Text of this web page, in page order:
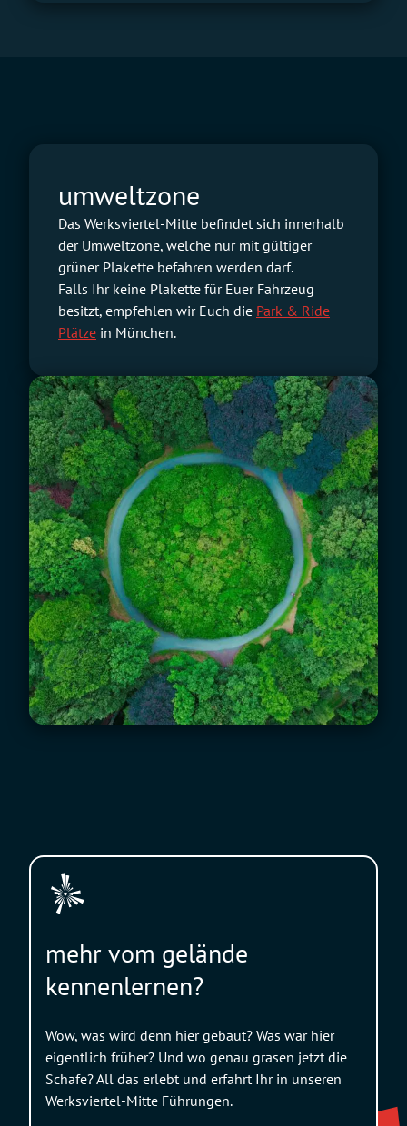
umweltzone
Das Werksviertel-Mitte befindet sich innerhalb
der Umweltzone, welche nur mit gültiger
grüner Plakette befahren werden darf.
Falls Ihr keine Plakette für Euer Fahrzeug
besitzt, empfehlen wir Euch die Park & Ride
Plätze in München.
mehr vom gelände
kennenlernen?
Wow, was wird denn hier gebaut? Was war hier
eigentlich früher? Und wo genau grasen jetzt die
Schafe? All das erlebt und erfahrt Ihr in unseren
Werksviertel-Mitte Führungen.